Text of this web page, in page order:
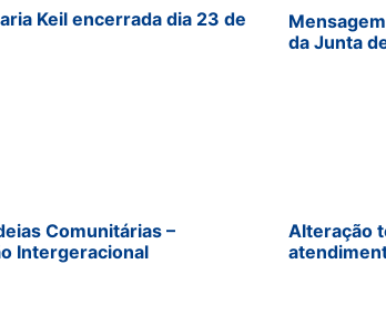
Keil encerrada dia 23 de
da Junta
Comunitárias –
Intergeracional
Alteração